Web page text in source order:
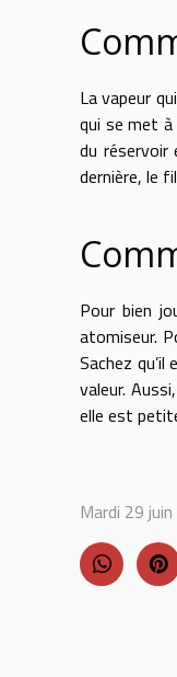
La vapeur
qui se met
du réservoir
dernière, le
Pour bien
atomiseur.
Sachez
valeur.
elle est
Mardi 29